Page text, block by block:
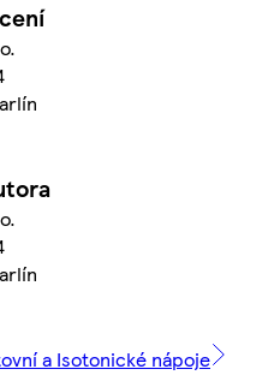
a Isotonické nápoje